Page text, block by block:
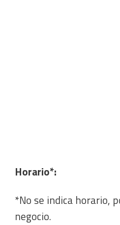
Horario*:
*No se indica horario,
negocio.